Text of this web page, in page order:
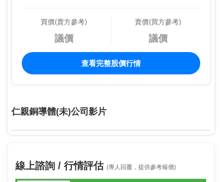
買價(賣方參考)
議價
賣價(買方參考)
議價
查看完整股價行情
仁親銅導體(未)公司影片
線上諮詢 / 行情評估 (專人回覆，提供參考報價)